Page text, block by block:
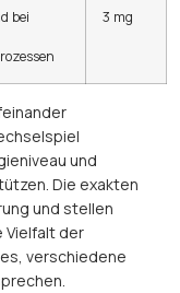
bei
3 mg
und
Die exakten
und stellen
Vielfalt der
verschiedene